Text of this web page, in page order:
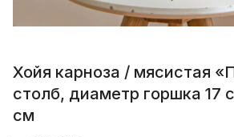
Хойя карноза / мясистая
столб, диаметр горшка 17
см